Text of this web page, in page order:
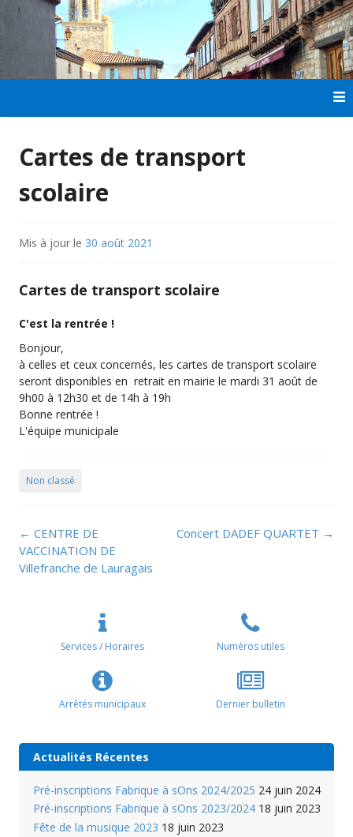
Cartes de transport
scolaire
Mis à jour le 30 août 2021
Cartes de transport scolaire
C'est la rentrée !
Bonjour,
à celles et ceux concernés, les cartes de transport scolaire
seront disponibles en retrait en mairie le mardi 31 août de
9h00 à 12h30 et de 14h à 19h
Bonne rentrée !
L'équipe municipale
Non classé
Navigation
de
l’article
← CENTRE DE
VACCINATION DE
Villefranche de Lauragais
Concert DADEF QUARTET →
Services / Horaires Numéros utiles
Arrêtés municipaux Dernier bulletin
Actualités Récentes
Pré-inscriptions Fabrique à sOns 2024/2025 24 juin 2024
Pré-inscriptions Fabrique à sOns 2023/2024 18 juin 2023
Fête de la musique 2023 18 juin 2023